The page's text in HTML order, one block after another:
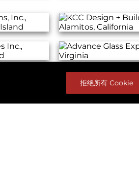
拒绝所有 Cookie